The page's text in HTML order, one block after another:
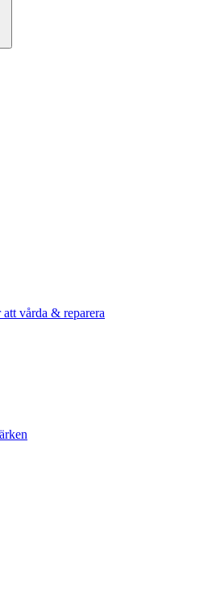
vårda & reparera